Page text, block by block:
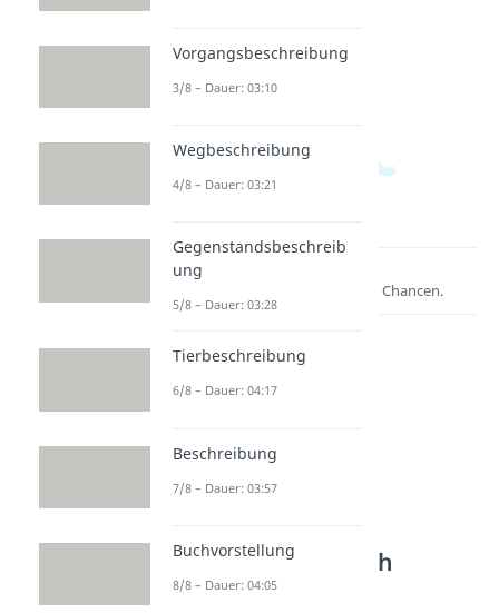
Entdecke hier deine Chancen.
Textarten Deutsch
Berichte schreiben
Vorgangsbeschreibung
3/8 – Dauer: 03:10
Wegbeschreibung
4/8 – Dauer: 03:21
Gegenstandsbeschreib
ung
5/8 – Dauer: 03:28
Tierbeschreibung
6/8 – Dauer: 04:17
Beschreibung
7/8 – Dauer: 03:57
Buchvorstellung
8/8 – Dauer: 04:05